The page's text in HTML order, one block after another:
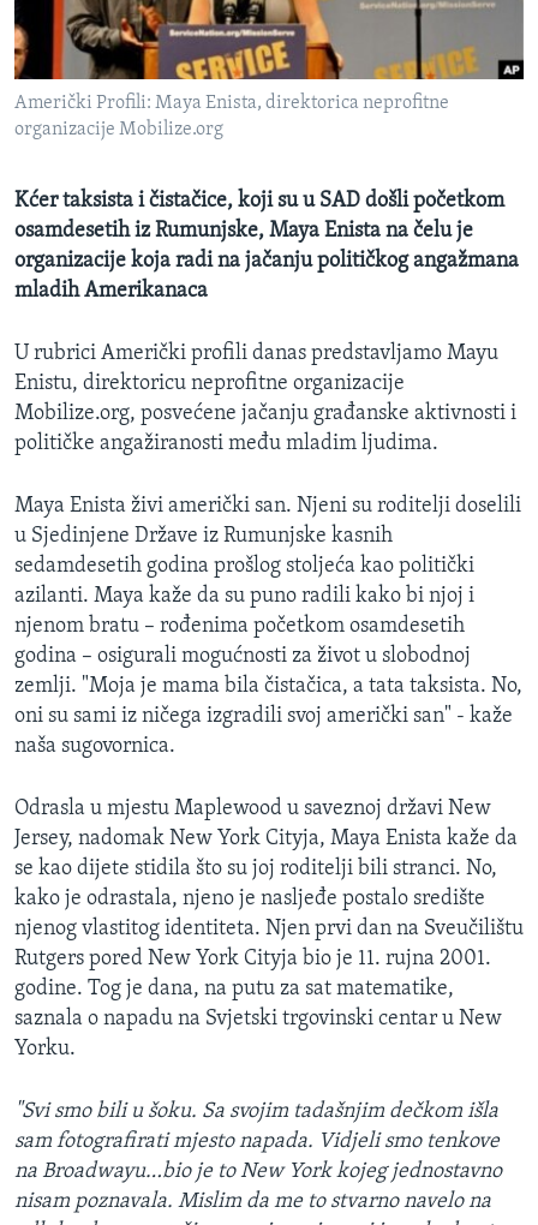
MAGAZIN
O GLASU AMERIKE
Learning English
PRATITE NAS
Američki Profili: Maya Enista, direktorica neprofitne
organizacije Mobilize.org
Kćer taksista i čistačice, koji su u SAD došli početkom
osamdesetih iz Rumunjske, Maya Enista na čelu je
organizacije koja radi na jačanju političkog angažmana
mladih Amerikanaca
U rubrici Američki profili danas predstavljamo Mayu
Enistu, direktoricu neprofitne organizacije
Mobilize.org, posvećene jačanju građanske aktivnosti i
političke angažiranosti među mladim ljudima.
Maya Enista živi američki san. Njeni su roditelji doselili
u Sjedinjene Države iz Rumunjske kasnih
sedamdesetih godina prošlog stoljeća kao politički
azilanti. Maya kaže da su puno radili kako bi njoj i
njenom bratu – rođenima početkom osamdesetih
godina – osigurali mogućnosti za život u slobodnoj
zemlji. "Moja je mama bila čistačica, a tata taksista. No,
oni su sami iz ničega izgradili svoj američki san" - kaže
naša sugovornica.
Odrasla u mjestu Maplewood u saveznoj državi New
Jersey, nadomak New York Cityja, Maya Enista kaže da
se kao dijete stidila što su joj roditelji bili stranci. No,
kako je odrastala, njeno je nasljeđe postalo središte
njenog vlastitog identiteta. Njen prvi dan na Sveučilištu
Rutgers pored New York Cityja bio je 11. rujna 2001.
godine. Tog je dana, na putu za sat matematike,
saznala o napadu na Svjetski trgovinski centar u New
Yorku.
"Svi smo bili u šoku. Sa svojim tadašnjim dečkom išla
sam fotografirati mjesto napada. Vidjeli smo tenkove
na Broadwayu…bio je to New York kojeg jednostavno
nisam poznavala. Mislim da me to stvarno navelo na